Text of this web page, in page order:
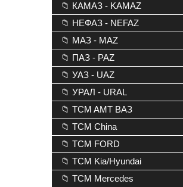
📁 КАМАЗ - KAMAZ
📁 НЕФАЗ - NEFAZ
📁 МАЗ - MAZ
📁 ПАЗ - PAZ
📁 УАЗ - UAZ
📁 УРАЛ - URAL
📁 TCM AMT ВАЗ
📁 TCM China
📁 TCM FORD
📁 TCM Kia/Hyundai
📁 TCM Mercedes